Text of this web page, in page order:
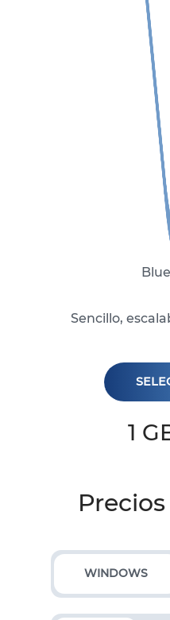
1
Sencillo,
Precios
WINDOWS